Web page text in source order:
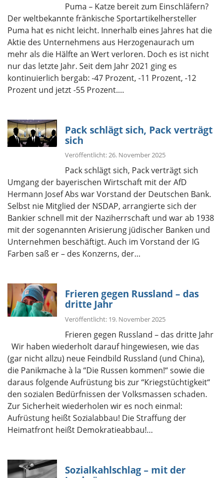
Puma – Katze bereit zum Einschläfern?
Der weltbekannte fränkische Sportartikelhersteller
Puma hat es nicht leicht. Innerhalb eines Jahres hat die
Aktie des Unternehmens aus Herzogenaurach um
mehr als die Hälfte an Wert verloren. Doch es ist nicht
nur das letzte Jahr. Seit dem Jahr 2021 ging es
kontinuierlich bergab: -47 Prozent, -11 Prozent, -12
Prozent und jetzt -55 Prozent.…
Pack schlägt sich, Pack verträgt
sich
Veröffentlicht: 26. November 2025
Pack schlägt sich, Pack verträgt sich
Umgang der bayerischen Wirtschaft mit der AfD
Hermann Josef Abs war Vorstand der Deutschen Bank.
Selbst nie Mitglied der NSDAP, arrangierte sich der
Bankier schnell mit der Naziherrschaft und war ab 1938
mit der sogenannten Arisierung jüdischer Banken und
Unternehmen beschäftigt. Auch im Vorstand der IG
Farben saß er – des Konzerns, der…
Frieren gegen Russland – das
dritte Jahr
Veröffentlicht: 19. November 2025
Frieren gegen Russland – das dritte Jahr
Wir haben wiederholt darauf hingewiesen, wie das
(gar nicht allzu) neue Feindbild Russland (und China),
die Panikmache à la “Die Russen kommen!“ sowie die
daraus folgende Aufrüstung bis zur “Kriegstüchtigkeit“
den sozialen Bedürfnissen der Volksmassen schaden.
Zur Sicherheit wiederholen wir es noch einmal:
Aufrüstung heißt Sozialabbau! Die Straffung der
Heimatfront heißt Demokratieabbau!…
Sozialkahlschlag – mit der